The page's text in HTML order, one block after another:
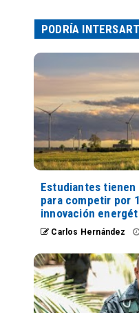
PODRÍA
Estudiantes
para competir por
innovación
Carlos Hernández